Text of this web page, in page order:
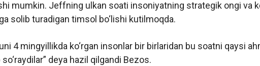
mumkin. Jeffning ulkan soati insoniyatning strategik ongi va
solib turadigan timsol bo‘lishi kutilmoqda.
4 mingyillikda ko‘rgan insonlar bir birlaridan bu soatni qaysi
deya hazil qilgandi Bezos.